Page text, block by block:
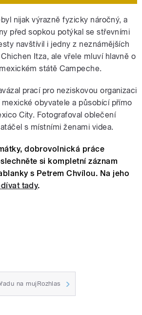
nijak výrazně fyzicky náročný, a
před sopkou potýkal se střevními
navštívil i jedny z neznámějších
Itza, ale vřele mluví hlavně o
státě Campeche.
prací pro neziskovou organizaci
obyvatele a působící přímo
City. Fotografoval oblečení
s místními ženami videa.
dobrovolnická práce
si kompletní záznam
s Petrem Chvílou. Na jeho
tady.
na mujRozhlas